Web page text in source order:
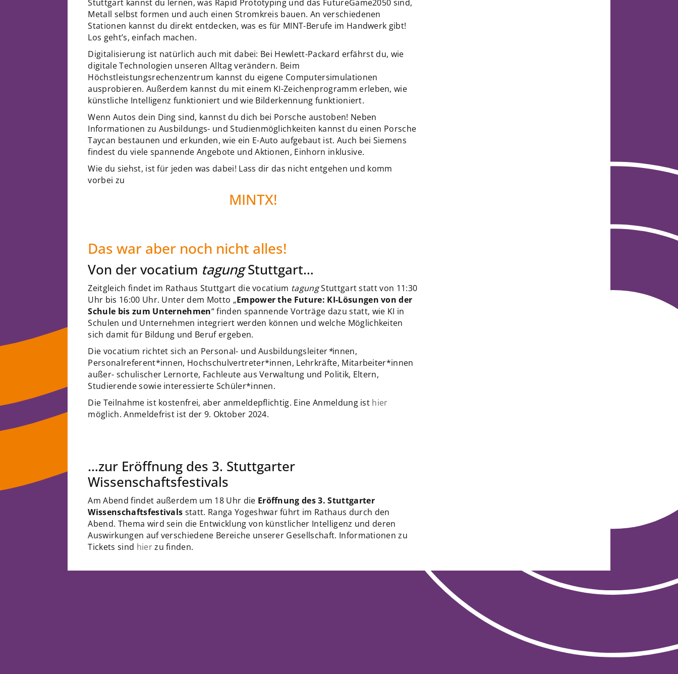
Stuttgart kannst du lernen, was Rapid Prototyping und das FutureGame2050 sind,
Metall selbst formen und auch einen Stromkreis bauen. An verschiedenen
Stationen kannst du direkt entdecken, was es für MINT-Berufe im Handwerk gibt!
Los geht’s, einfach machen.
Digitalisierung ist natürlich auch mit dabei: Bei Hewlett-Packard erfährst du, wie
digitale Technologien unseren Alltag verändern. Beim
Höchstleistungsrechenzentrum kannst du eigene Computersimulationen
ausprobieren. Außerdem kannst du mit einem KI-Zeichenprogramm erleben, wie
künstliche Intelligenz funktioniert und wie Bilderkennung funktioniert.
Wenn Autos dein Ding sind, kannst du dich bei Porsche austoben! Neben
Informationen zu Ausbildungs- und Studienmöglichkeiten kannst du einen Porsche
Taycan bestaunen und erkunden, wie ein E-Auto aufgebaut ist. Auch bei Siemens
findest du viele spannende Angebote und Aktionen, Einhorn inklusive.
Wie du siehst, ist für jeden was dabei! Lass dir das nicht entgehen und komm
vorbei zu
MINTX!
Das war aber noch nicht alles!
Von der vocatium tagungStuttgart…
Zeitgleich findet im Rathaus Stuttgart die vocatium tagungStuttgart statt von 11:30
Uhr bis 16:00 Uhr. Unter dem Motto „Empower the Future: KI-Lösungen von der
Schule bis zum Unternehmen“ finden spannende Vorträge dazu statt, wie KI in
Schulen und Unternehmen integriert werden können und welche Möglichkeiten
sich damit für Bildung und Beruf ergeben.
Die vocatium richtet sich an Personal- und Ausbildungsleiter*innen,
Personalreferent*innen, Hochschulvertreter*innen, Lehrkräfte, Mitarbeiter*innen
außer- schulischer Lernorte, Fachleute aus Verwaltung und Politik, Eltern,
Studierende sowie interessierte Schüler*innen.
Die Teilnahme ist kostenfrei, aber anmeldepflichtig. Eine Anmeldung ist hier
möglich. Anmeldefrist ist der 9. Oktober 2024.
…zur Eröffnung des 3. Stuttgarter
Wissenschaftsfestivals
Am Abend findet außerdem um 18 Uhr die Eröffnung des 3. Stuttgarter
Wissenschaftsfestivals statt. Ranga Yogeshwar führt im Rathaus durch den
Abend. Thema wird sein die Entwicklung von künstlicher Intelligenz und deren
Auswirkungen auf verschiedene Bereiche unserer Gesellschaft. Informationen zu
Tickets sind hierzu finden.